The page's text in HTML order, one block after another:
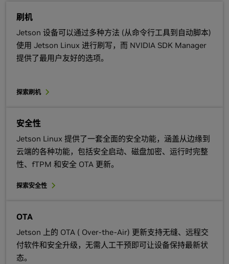
刷机
Jetson 设备可以通过多种方法 (从命令行工具到自动脚本)
使用 Jetson Linux 进行刷写，而 NVIDIA SDK Manager
提供了最用户友好的选项。
探索刷机
安全性
Jetson Linux 提供了一套全面的安全功能，涵盖从边缘到
云端的各种功能，包括安全启动、磁盘加密、运行时完整
性、fTPM 和安全 OTA 更新。
探索安全性
OTA
Jetson 上的 OTA ( Over-the-Air) 更新支持无缝、远程交
付软件和安全升级，无需人工干预即可让设备保持最新状
态。